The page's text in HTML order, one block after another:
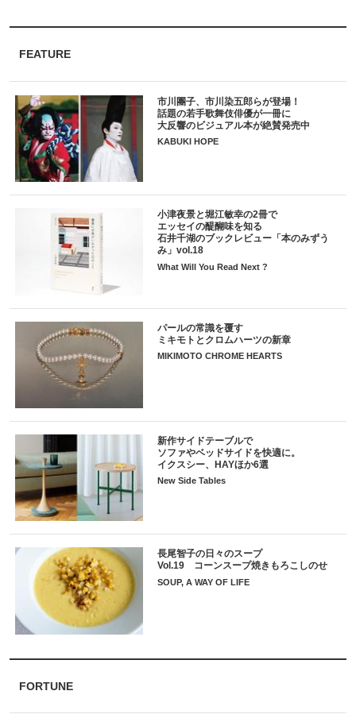
FEATURE
市川團子、市川染五郎らが登場！
話題の若手歌舞伎俳優が一冊に
大反響のビジュアル本が絶賛発売中
KABUKI HOPE
小津夜景と堀江敏幸の2冊で
エッセイの醍醐味を知る
石井千湖のブックレビュー「本のみずう
み」vol.18
What Will You Read Next ?
パールの常識を覆す
ミキモトとクロムハーツの新章
MIKIMOTO CHROME HEARTS
新作サイドテーブルで
ソファやベッドサイドを快適に。
イクスシー、HAYほか6選
New Side Tables
長尾智子の日々のスープ
Vol.19 コーンスープ焼きもろこしのせ
SOUP, A WAY OF LIFE
FORTUNE